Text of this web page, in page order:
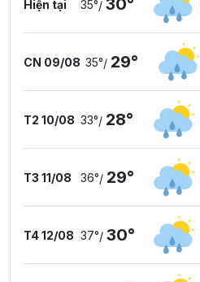
Hiện tại 35°/ 30°
CN 09/08 35°/ 29°
T2 10/08 33°/ 28°
T3 11/08 36°/ 29°
T4 12/08 37°/ 30°